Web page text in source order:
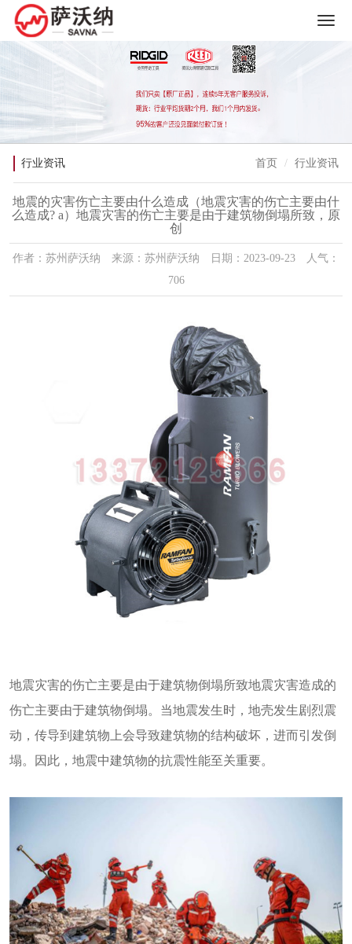
行业资讯 首页 行业资讯
地震的灾害伤亡主要由什么造成（地震灾害的伤亡主要由什
么造成? a）地震灾害的伤亡主要是由于建筑物倒塌所致，原
创
作者：苏州萨沃纳 来源：苏州萨沃纳 日期：2023-09-23 人气：
706
地震灾害的伤亡主要是由于建筑物倒塌所致地震灾害造成的
伤亡主要由于建筑物倒塌。当地震发生时，地壳发生剧烈震
动，传导到建筑物上会导致建筑物的结构破坏，进而引发倒
塌。因此，地震中建筑物的抗震性能至关重要。